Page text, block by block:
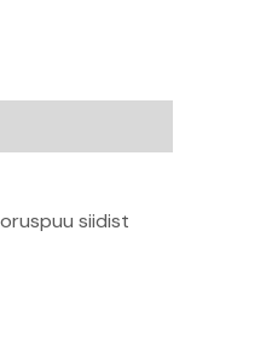
siidist